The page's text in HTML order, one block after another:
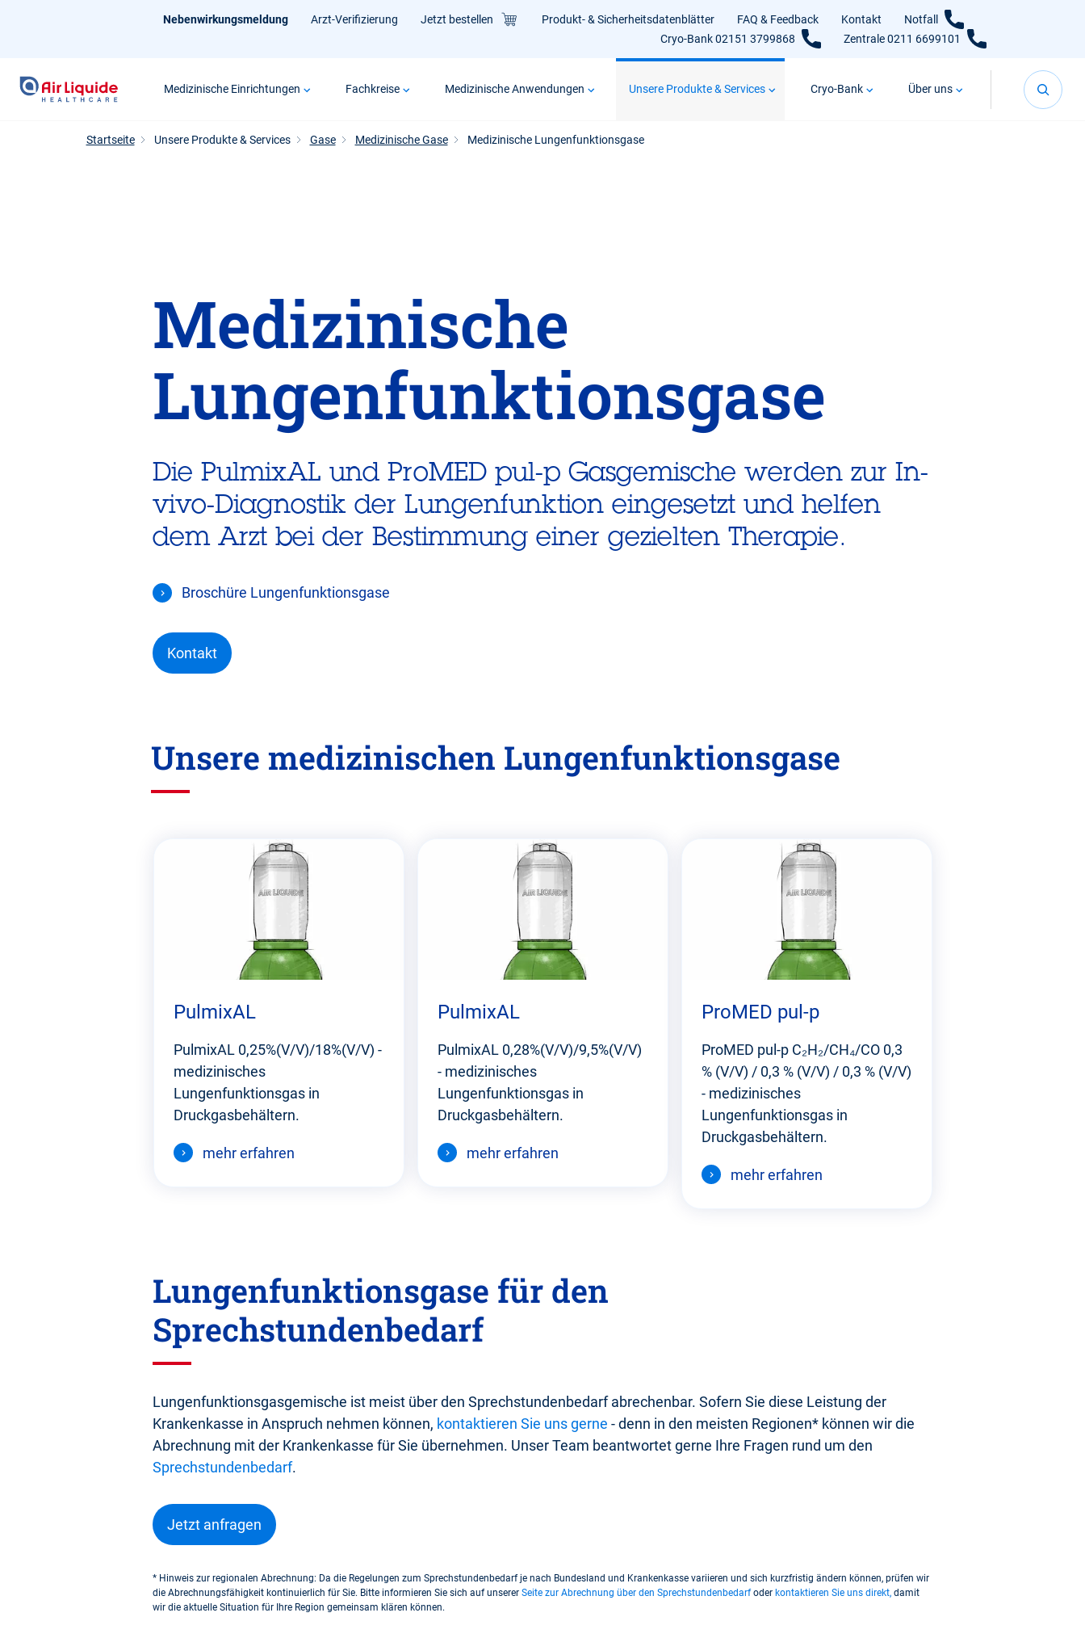
Nebenwirkungsmeldung Arzt-Verifizierung Jetzt bestellen Produkt- & Sicherheitsdatenblätter FAQ & Feedback Kontakt
Notfall
Cryo-Bank 02151 3799868
Zentrale 0211 6699101
Medizinische Einrichtungen Fachkreise Medizinische Anwendungen Unsere Produkte & Services Cryo-Bank Über uns
Startseite Unsere Produkte & Services Gase Medizinische Gase Medizinische Lungenfunktionsgase
Medizinische
Lungenfunktionsgase
Die PulmixAL und ProMED pul-p Gasgemische werden zur In-
vivo-Diagnostik der Lungenfunktion eingesetzt und helfen
dem Arzt bei der Bestimmung einer gezielten Therapie.
Broschüre Lungenfunktionsgase
Kontakt
Unsere medizinischen Lungenfunktionsgase
PulmixAL
PulmixAL 0,25%(V/V)/18%(V/V) -
medizinisches
Lungenfunktionsgas in
Druckgasbehältern.
mehr erfahren
PulmixAL
PulmixAL 0,28%(V/V)/9,5%(V/V)
- medizinisches
Lungenfunktionsgas in
Druckgasbehältern.
mehr erfahren
ProMED pul-p
ProMED pul-p C₂H₂/CH₄/CO 0,3
% (V/V) / 0,3 % (V/V) / 0,3 % (V/V)
- medizinisches
Lungenfunktionsgas in
Druckgasbehältern.
mehr erfahren
Lungenfunktionsgase für den
Sprechstundenbedarf
Lungenfunktionsgasgemische ist meist über den Sprechstundenbedarf abrechenbar. Sofern Sie diese Leistung der
Krankenkasse in Anspruch nehmen können, kontaktieren Sie uns gerne - denn in den meisten Regionen* können wir die
Abrechnung mit der Krankenkasse für Sie übernehmen. Unser Team beantwortet gerne Ihre Fragen rund um den
Sprechstundenbedarf.
Jetzt anfragen
* Hinweis zur regionalen Abrechnung: Da die Regelungen zum Sprechstundenbedarf je nach Bundesland und Krankenkasse variieren und sich kurzfristig ändern können, prüfen wir
die Abrechnungsfähigkeit kontinuierlich für Sie. Bitte informieren Sie sich auf unserer Seite zur Abrechnung über den Sprechstundenbedarfoder kontaktieren Sie uns direkt, damit
wir die aktuelle Situation für Ihre Region gemeinsam klären können.